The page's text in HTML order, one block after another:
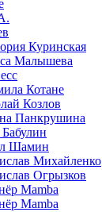
Куринская
Малышева
Котане
Козлов
Панкрушина
Шамин
Михайленко
Огрызков
Mamba
Mamba